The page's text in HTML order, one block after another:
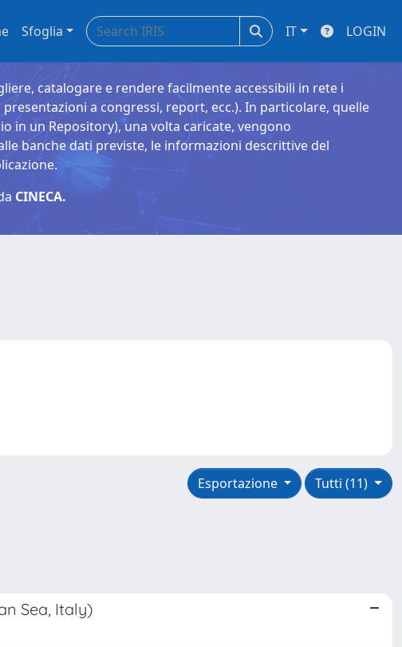
Sfoglia IT LOGIN
catalogare e rendere facilmente accessibili in rete i
a congressi, report, ecc.). In particolare, quelle
in un Repository), una volta caricate, vengono
banche dati previste, le informazioni descrittive del
CINECA.
Tutti (11)
Esportazione
Sea, Italy)